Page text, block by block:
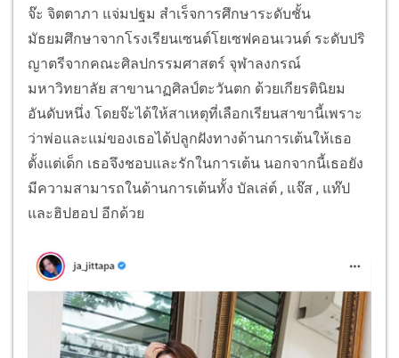
จ๊ะ จิตตาภา แจ่มปฐม สำเร็จการศึกษาระดับชั้น
มัธยมศึกษาจากโรงเรียนเซนต์โยเซฟคอนเวนต์ ระดับปริ
ญาตรีจากคณะศิลปกรรมศาสตร์ จุฬาลงกรณ์
มหาวิทยาลัย สาขานาฏศิลป์ตะวันตก ด้วยเกียรตินิยม
อันดับหนึ่ง โดยจ๊ะได้ให้สาเหตุที่เลือกเรียนสาขานี้เพราะ
ว่าพ่อและแม่ของเธอได้ปลูกฝังทางด้านการเต้นให้เธอ
ตั้งแต่เด็ก เธอจึงชอบและรักในการเต้น นอกจากนี้เธอยัง
มีความสามารถในด้านการเต้นทั้ง บัลเล่ต์ , แจ๊ส , แท๊ป
และฮิปฮอป อีกด้วย